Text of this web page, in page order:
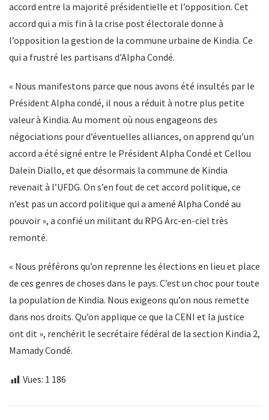
accord entre la majorité présidentielle et l’opposition. Cet
accord qui a mis fin à la crise post électorale donne à
l’opposition la gestion de la commune urbaine de Kindia. Ce
qui a frustré les partisans d’Alpha Condé.
« Nous manifestons parce que nous avons été insultés par le
Président Alpha condé, il nous a réduit à notre plus petite
valeur à Kindia. Au moment où nous engageons des
négociations pour d’éventuelles alliances, on apprend qu’un
accord a été signé entre le Président Alpha Condé et Cellou
Dalein Diallo, et que désormais la commune de Kindia
revenait à l’UFDG. On s’en fout de cet accord politique, ce
n’est pas un accord politique qui a amené Alpha Condé au
pouvoir », a confié un militant du RPG Arc-en-ciel très
remonté.
« Nous préférons qu’on reprenne les élections en lieu et place
de ces genres de choses dans le pays. C’est un choc pour toute
la population de Kindia. Nous exigeons qu’on nous remette
dans nos droits. Qu’on applique ce que la CENI et la justice
ont dit », renchérit le secrétaire fédéral de la section Kindia 2,
Mamady Condé.
Vues: 1 186